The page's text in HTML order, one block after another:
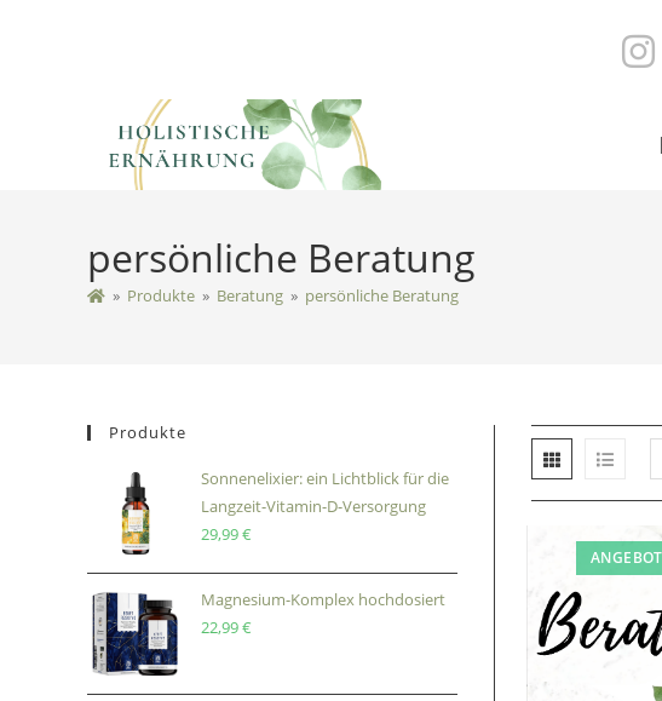
persönliche Beratung
» Produkte » Beratung » persönliche Beratung
Produkte
Sonnenelixier: ein Lichtblick für die
Langzeit-Vitamin-D-Versorgung
29,99€
Magnesium-Komplex hochdosiert
22,99€